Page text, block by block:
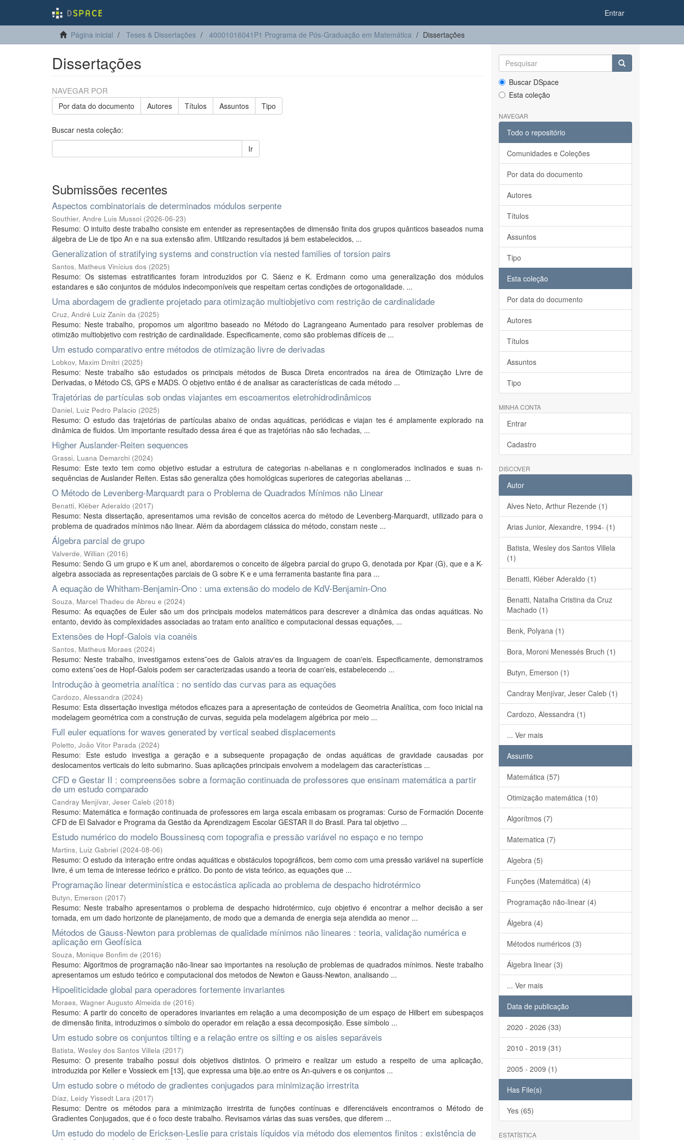
Entrar
Página inicial Teses & Dissertações 40001016041P1 Programa de Pós-Graduação em Matemática Dissertações
Dissertações
NAVEGAR POR
Por data do documento Autores Títulos Assuntos Tipo
Buscar nesta coleção:
Ir
Submissões recentes
Aspectos combinatoriais de determinados módulos serpente
Southier, Andre Luis Mussoi (2026-06-23)
Resumo: O intuito deste trabalho consiste em entender as representações de dimensão finita dos grupos quânticos baseados numa
álgebra de Lie de tipo An e na sua extensão afim. Utilizando resultados já bem estabelecidos, ...
Generalization of stratifying systems and construction via nested families of torsion pairs
Santos, Matheus Vinícius dos (2025)
Resumo: Os sistemas estratificantes foram introduzidos por C. Sáenz e K. Erdmann como uma generalização dos módulos
estandares e são conjuntos de módulos indecomponíveis que respeitam certas condições de ortogonalidade. ...
Uma abordagem de gradiente projetado para otimização multiobjetivo com restrição de cardinalidade
Cruz, André Luiz Zanin da (2025)
Resumo: Neste trabalho, propomos um algoritmo baseado no Método do Lagrangeano Aumentado para resolver problemas de
otimizão multiobjetivo com restrição de cardinalidade. Especificamente, como são problemas difíceis de ...
Um estudo comparativo entre métodos de otimização livre de derivadas
Lobkov, Maxim Dmitri (2025)
Resumo: Neste trabalho são estudados os principais métodos de Busca Direta encontrados na área de Otimização Livre de
Derivadas, o Método CS, GPS e MADS. O objetivo então é de analisar as características de cada método ...
Trajetórias de partículas sob ondas viajantes em escoamentos eletrohidrodinâmicos
Daniel, Luiz Pedro Palacio (2025)
Resumo: O estudo das trajetórias de partículas abaixo de ondas aquáticas, periódicas e viajan tes é amplamente explorado na
dinâmica de fluidos. Um importante resultado dessa área é que as trajetórias não são fechadas, ...
Higher Auslander-Reiten sequences
Grassi, Luana Demarchi (2024)
Resumo: Este texto tem como objetivo estudar a estrutura de categorias n-abelianas e n conglomerados inclinados e suas n-
sequências de Auslander Reiten. Estas são generaliza ções homológicas superiores de categorias abelianas ...
O Método de Levenberg-Marquardt para o Problema de Quadrados Mínimos não Linear
Benatti, Kléber Aderaldo (2017)
Resumo: Nesta dissertação, apresentamos uma revisão de conceitos acerca do método de Levenberg-Marquardt, utilizado para o
problema de quadrados mínimos não linear. Além da abordagem clássica do método, constam neste ...
Álgebra parcial de grupo
Valverde, Willian (2016)
Resumo: Sendo G um grupo e K um anel, abordaremos o conceito de álgebra parcial do grupo G, denotada por Kpar (G), que e a K-
algebra associada as representações parciais de G sobre K e e uma ferramenta bastante fina para ...
A equação de Whitham-Benjamin-Ono : uma extensão do modelo de KdV-Benjamin-Ono
Souza, Marcel Thadeu de Abreu e (2024)
Resumo: As equações de Euler são um dos principais modelos matemáticos para descrever a dinâmica das ondas aquáticas. No
entanto, devido às complexidades associadas ao tratam ento analítico e computacional dessas equações, ...
Extensões de Hopf-Galois via coanéis
Santos, Matheus Moraes (2024)
Resumo: Neste trabalho, investigamos extens˜oes de Galois atrav'es da linguagem de coan'eis. Especificamente, demonstramos
como extens˜oes de Hopf-Galois podem ser caracterizadas usando a teoria de coan'eis, estabelecendo ...
Introdução à geometria analítica : no sentido das curvas para as equações
Cardozo, Alessandra (2024)
Resumo: Esta dissertação investiga métodos eficazes para a apresentação de conteúdos de Geometria Analítica, com foco inicial na
modelagem geométrica com a construção de curvas, seguida pela modelagem algébrica por meio ...
Full euler equations for waves generated by vertical seabed displacements
Poletto, João Vitor Parada (2024)
Resumo: Este estudo investiga a geração e a subsequente propagação de ondas aquáticas de gravidade causadas por
deslocamentos verticais do leito submarino. Suas aplicações principais envolvem a modelagem das características ...
CFD e Gestar II : compreensões sobre a formação continuada de professores que ensinam matemática a partir
de um estudo comparado
Candray Menjívar, Jeser Caleb (2018)
Resumo: Matemática e formação continuada de professores em larga escala embasam os programas: Curso de Formación Docente
CFD de El Salvador e Programa da Gestão da Aprendizagem Escolar GESTAR II do Brasil. Para tal objetivo ...
Estudo numérico do modelo Boussinesq com topografia e pressão variável no espaço e no tempo
Martins, Luiz Gabriel (2024-08-06)
Resumo: O estudo da interação entre ondas aquáticas e obstáculos topográficos, bem como com uma pressão variável na superfície
livre, é um tema de interesse teórico e prático. Do ponto de vista teórico, as equações que ...
Programação linear determinística e estocástica aplicada ao problema de despacho hidrotérmico
Butyn, Emerson (2017)
Resumo: Neste trabalho apresentamos o problema de despacho hidrotérmico, cujo objetivo é encontrar a melhor decisão a ser
tomada, em um dado horizonte de planejamento, de modo que a demanda de energia seja atendida ao menor ...
Métodos de Gauss-Newton para problemas de qualidade mínimos não lineares : teoria, validação numérica e
aplicação em Geofísica
Souza, Monique Bonfim de (2016)
Resumo: Algoritmos de programação não-linear sao importantes na resolução de problemas de quadrados mínimos. Neste trabalho
apresentamos um estudo teórico e computacional dos metodos de Newton e Gauss-Newton, analisando ...
Hipoeliticidade global para operadores fortemente invariantes
Moraes, Wagner Augusto Almeida de (2016)
Resumo: A partir do conceito de operadores invariantes em relação a uma decomposição de um espaço de Hilbert em subespaços
de dimensão finita, introduzimos o símbolo do operador em relação a essa decomposição. Esse símbolo ...
Um estudo sobre os conjuntos tilting e a relação entre os silting e os aisles separáveis
Batista, Wesley dos Santos Villela (2017)
Resumo: O presente trabalho possui dois objetivos distintos. O primeiro e realizar um estudo a respeito de uma aplicação,
introduzida por Keller e Vossieck em [13], que expressa uma bije.ao entre os An-quivers e os conjuntos ...
Um estudo sobre o método de gradientes conjugados para minimização irrestrita
Díaz, Leidy Yissedt Lara (2017)
Resumo: Dentre os métodos para a minimização irrestrita de funções contínuas e diferenciáveis encontramos o Método de
Gradientes Conjugados, que é o foco deste trabalho. Revisamos várias das suas versões, que diferem ...
Um estudo do modelo de Ericksen-Leslie para cristais líquidos via método dos elementos finitos : existência de
Buscar DSpace
Esta coleção
NAVEGAR
Todo o repositório
Comunidades e Coleções
Por data do documento
Autores
Títulos
Assuntos
Tipo
Esta coleção
Por data do documento
Autores
Títulos
Assuntos
Tipo
MINHA CONTA
Entrar
Cadastro
DISCOVER
Autor
Alves Neto, Arthur Rezende (1)
Arias Junior, Alexandre, 1994- (1)
Batista, Wesley dos Santos Villela
(1)
Benatti, Kléber Aderaldo (1)
Benatti, Natalha Cristina da Cruz
Machado (1)
Benk, Polyana (1)
Bora, Moroni Menessés Bruch (1)
Butyn, Emerson (1)
Candray Menjívar, Jeser Caleb (1)
Cardozo, Alessandra (1)
... Ver mais
Assunto
Matemática (57)
Otimização matemática (10)
Algorítmos (7)
Matematica (7)
Algebra (5)
Funções (Matemática) (4)
Programação não-linear (4)
Álgebra (4)
Métodos numéricos (3)
Álgebra linear (3)
... Ver mais
Data de publicação
2020 - 2026 (33)
2010 - 2019 (31)
2005 - 2009 (1)
Has File(s)
Yes (65)
ESTATÍSTICA